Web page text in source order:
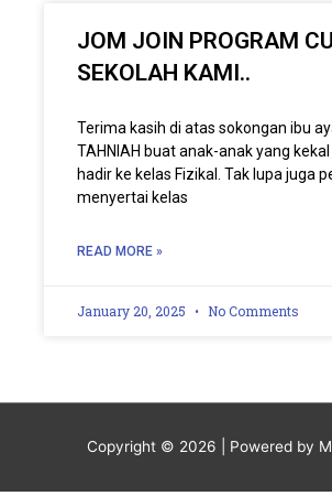
JOM JOIN PROGRAM
SEKOLAH KAMI..
Terima kasih di atas sokongan ibu
TAHNIAH buat anak-anak yang
hadir ke kelas Fizikal. Tak lupa juga
menyertai kelas
READ MORE »
January 20, 2025 No Comments
Copyright © 2026 | Powered by